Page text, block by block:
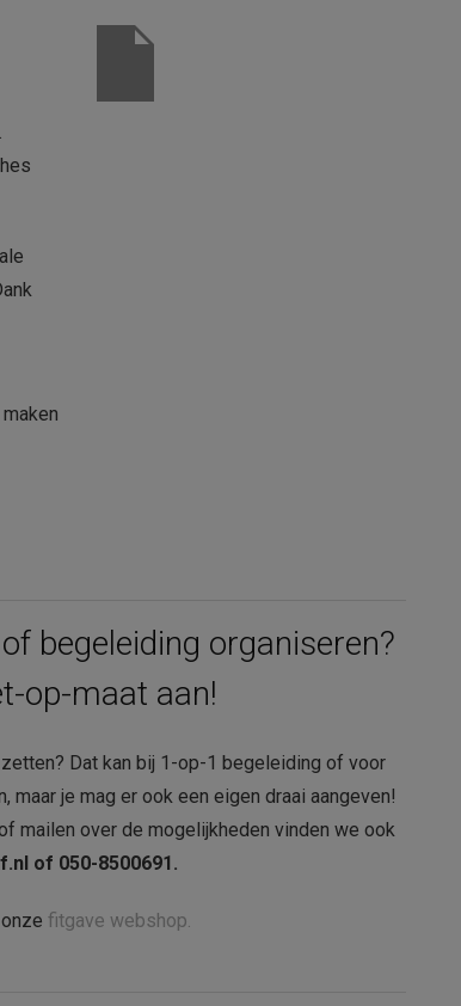
begeleiding organiseren?
op-maat aan!
Dat kan bij 1-op-1 begeleiding of voor
maar je mag er ook een eigen draai aangeven!
mailen over de mogelijkheden vinden we ook
of 050-8500691.
fitgave webshop.